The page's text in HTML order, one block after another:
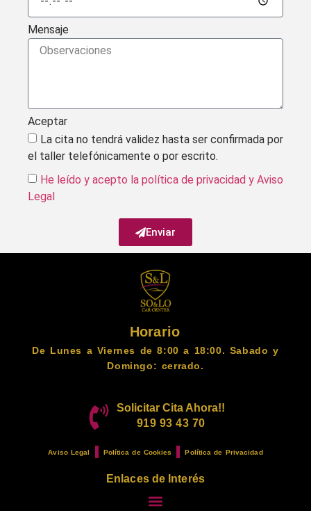
Mensaje
Aceptar
La cita no tendrá validez hasta ser confirmada por
el taller telefónicamente o por escrito.
He leído y acepto la política de privacidad y Aviso
Legal
Enviar
Horario
De Lunes a Viernes de 8:00 a 18:00. Sabado y
Domingo: cerrado.
Solicitar Cita Ahora!!
919 93 43 70
Aviso Legal Política de Cookies Política de Privacidad
Enlaces de Interés